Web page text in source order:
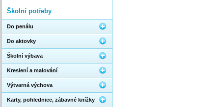
Školní potřeby
Do penálu
Do aktovky
Školní výbava
Kreslení a malování
Výtvarná výchova
Karty, pohlednice, zábavné knížky